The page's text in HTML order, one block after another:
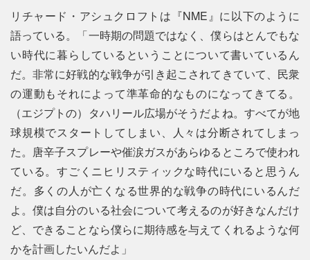
リチャード・アシュクロフトは『NME』に以下のように
語っている。「一時期の問題ではなく、僕らはとんでもな
い時代に暮らしているということについて書いているん
だ。非常に好戦的な戦争が引き起こされてきていて、民衆
の運動もそれによって準革命的なものになってきてる。
（エジプトの）タハリール広場がそうだよね。すべてが地
球規模でスタートしてしまい、人々は分断されてしまっ
た。唐辛子スプレーや催涙ガスがあらゆるところで使われ
ている。すごくニヒリスティックな時代にいると思うん
だ。多くの人が亡くなる世界的な戦争の時代にいるんだ
よ。僕は自分のいる社会について考えるのが好きなんだけ
ど、できることなら僕らに期待感を与えてくれるような何
かを計画したいんだよ」